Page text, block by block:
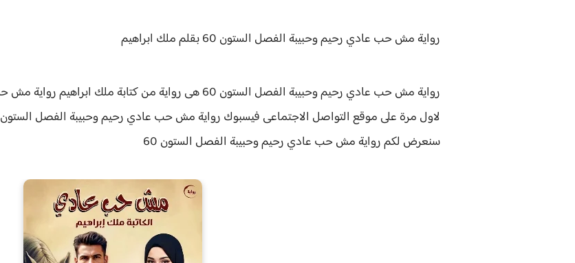
رواية مش حب عادي رحيم وحبيبة الفصل الستون 60 بقلم ملك ابراهيم
رواية مش حب عادي رحيم وحبيبة الفصل الستون 60 هى رواية من كتابة ملك ابراهيم رواية
لاول مرة على موقع التواصل الاجتماعى فيسبوك رواية مش حب عادي رحيم وحبيبة الفصل الستون 60 حقق
سنعرض لكمرواية مش حب عادي رحيم وحبيبة الفصل الستون 60